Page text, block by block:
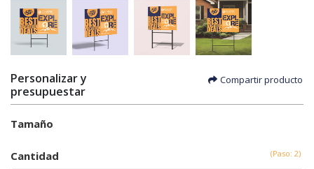
Personalizar y
presupuestar
Compartir producto
Tamaño
(Paso: 2)
Cantidad